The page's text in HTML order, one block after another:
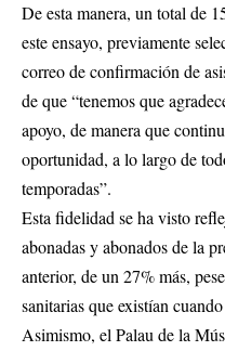
De esta manera, un total de
este ensayo, previamente
correo de confirmación de
de que “tenemos que
apoyo, de manera que
oportunidad, a lo largo de
temporadas”.
Esta fidelidad se ha visto
abonadas y abonados de la
anterior, de un 27% más,
sanitarias que existían
Asimismo, el Palau de la